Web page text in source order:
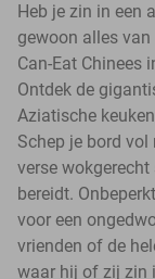
Heb je zin in een
gewoon alles van
Can-Eat Chinees
Ontdek de
Aziatische
Schep je bord
verse
bereidt.
voor een
vrienden of de
waar hij of zij zin